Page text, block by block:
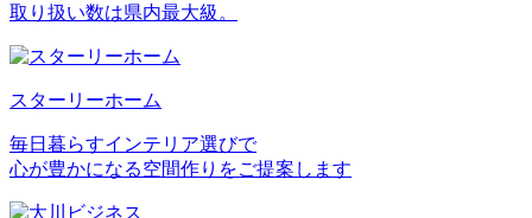
取り扱い数は県内最大級。
スターリーホーム
毎日暮らすインテリア選びで
心が豊かになる空間作りをご提案します